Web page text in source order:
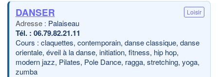
​DANSER Loisir
Palaiseau
06.79.82.21.11
Cours : claquettes, contemporain, danse classique, danse
orientale, éveil à la danse, initiation, fitness, hip hop,
modern jazz, Pilates, Pole Dance, ragga, stretching, yoga,
zumba